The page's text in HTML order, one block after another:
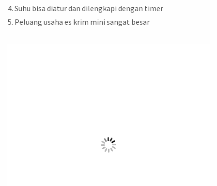
Suhu bisa diatur dan dilengkapi dengan timer
Peluang usaha es krim mini sangat besar